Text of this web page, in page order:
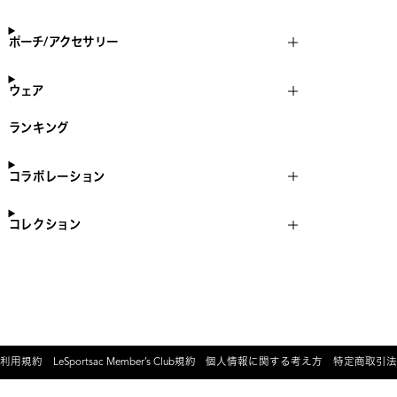
ポーチ/アクセサリー
ウェア
ランキング
コラボレーション
コレクション
利用規約 LeSportsac Member’s Club規約 個人情報に関する考え方 特定商取引